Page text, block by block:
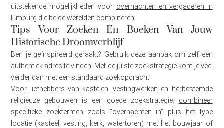
uitstekende mogelijkheden voor overnachten en vergaderen in
Limburg die beide werelden combineren.
Tips Voor Zoeken En Boeken Van Jouw
Historische Droomverblijf
Ben je geïnspireerd geraakt? Gebruik deze aanpak om zelf een
authentiek adres te vinden. Met de juiste zoekstrategie kom je veel
verder dan met een standaard zoekopdracht.
Voor liefhebbers van kastelen, vestingwerken en herbestemde
religieuze gebouwen is een goede zoekstrategie: combineer
specifieke zoektermen zoals “overnachten in” plus het type
locatie (kasteel, vesting, kerk, watertoren) met het bouwjaar of